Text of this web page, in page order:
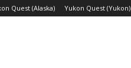
Quest (Alaska) Yukon Quest (Yukon)